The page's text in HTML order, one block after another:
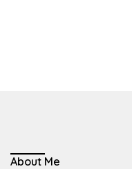
About Me